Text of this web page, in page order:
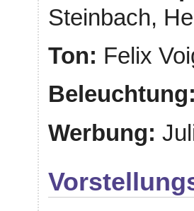
Steinbach,
Ton: Felix
Werbung: